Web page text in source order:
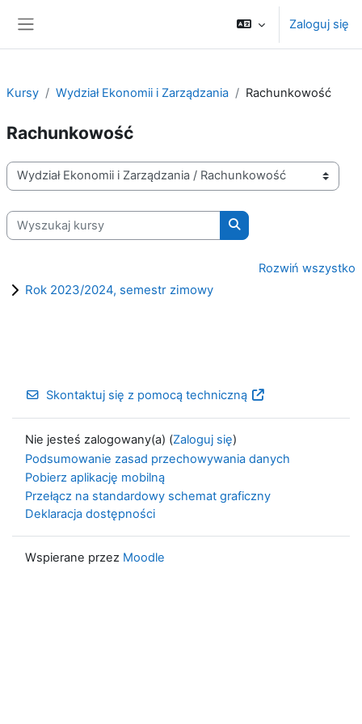
Zaloguj się
Kursy Wydział Ekonomii i Zarządzania Rachunkowość
Rachunkowość
Kategorie kursów
Wyszukaj kursy
Wyszukaj kursy
Rozwiń wszystko
Rok 2023/2024, semestr zimowy
Skontaktuj się z pomocą techniczną
Nie jesteś zalogowany(a) (Zaloguj się)
Podsumowanie zasad przechowywania danych
Pobierz aplikację mobilną
Przełącz na standardowy schemat graficzny
Deklaracja dostępności
Wspierane przez Moodle